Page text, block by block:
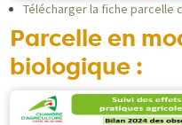
Télécharger la fiche parcelle
Parcelle en
biologique :